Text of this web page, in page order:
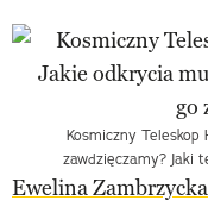
Kosmiczny Teleskop
zawdzięczamy? Jaki
Ewelina